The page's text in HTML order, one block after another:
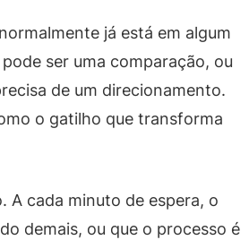
já está em algum
ser uma comparação, ou
de um direcionamento.
o gatilho que transforma
A cada minuto de espera, o
demais, ou que o processo é